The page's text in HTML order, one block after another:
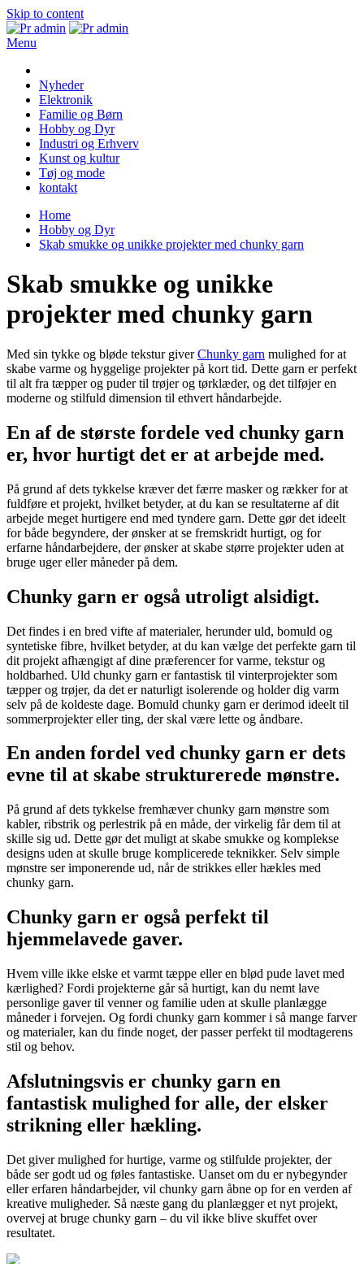
Skip to content
Menu
Nyheder
Elektronik
Familie og Børn
Hobby og Dyr
Industri og Erhverv
Kunst og kultur
Tøj og mode
kontakt
Home
Hobby og Dyr
Skab smukke og unikke projekter med chunky garn
Skab smukke og unikke
projekter med chunky garn
Med sin tykke og bløde tekstur giverChunky garn mulighed for at
skabe varme og hyggelige projekter på kort tid. Dette garn er perfekt
til alt fra tæpper og puder til trøjer og tørklæder, og det tilføjer en
moderne og stilfuld dimension til ethvert håndarbejde.
En af de største fordele ved chunky garn
er, hvor hurtigt det er at arbejde med.
På grund af dets tykkelse kræver det færre masker og rækker for at
fuldføre et projekt, hvilket betyder, at du kan se resultaterne af dit
arbejde meget hurtigere end med tyndere garn. Dette gør det ideelt
for både begyndere, der ønsker at se fremskridt hurtigt, og for
erfarne håndarbejdere, der ønsker at skabe større projekter uden at
bruge uger eller måneder på dem.
Chunky garn er også utroligt alsidigt.
Det findes i en bred vifte af materialer, herunder uld, bomuld og
syntetiske fibre, hvilket betyder, at du kan vælge det perfekte garn til
dit projekt afhængigt af dine præferencer for varme, tekstur og
holdbarhed. Uld chunky garn er fantastisk til vinterprojekter som
tæpper og trøjer, da det er naturligt isolerende og holder dig varm
selv på de koldeste dage. Bomuld chunky garn er derimod ideelt til
sommerprojekter eller ting, der skal være lette og åndbare.
En anden fordel ved chunky garn er dets
evne til at skabe strukturerede mønstre.
På grund af dets tykkelse fremhæver chunky garn mønstre som
kabler, ribstrik og perlestrik på en måde, der virkelig får dem til at
skille sig ud. Dette gør det muligt at skabe smukke og komplekse
designs uden at skulle bruge komplicerede teknikker. Selv simple
mønstre ser imponerende ud, når de strikkes eller hækles med
chunky garn.
Chunky garn er også perfekt til
hjemmelavede gaver.
Hvem ville ikke elske et varmt tæppe eller en blød pude lavet med
kærlighed? Fordi projekterne går så hurtigt, kan du nemt lave
personlige gaver til venner og familie uden at skulle planlægge
måneder i forvejen. Og fordi chunky garn kommer i så mange farver
og materialer, kan du finde noget, der passer perfekt til modtagerens
stil og behov.
Afslutningsvis er chunky garn en
fantastisk mulighed for alle, der elsker
strikning eller hækling.
Det giver mulighed for hurtige, varme og stilfulde projekter, der
både ser godt ud og føles fantastiske. Uanset om du er nybegynder
eller erfaren håndarbejder, vil chunky garn åbne op for en verden af
kreative muligheder. Så næste gang du planlægger et nyt projekt,
overvej at bruge chunky garn – du vil ikke blive skuffet over
resultatet.